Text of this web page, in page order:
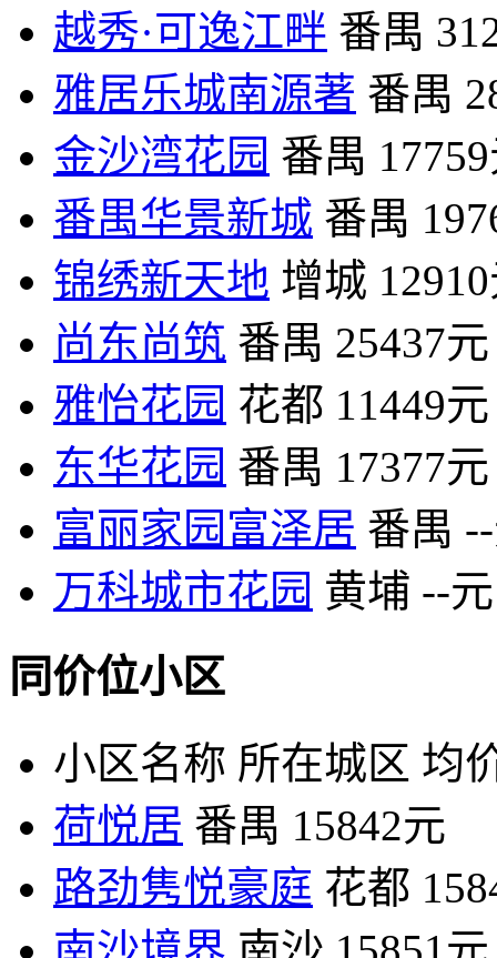
越秀·可逸江畔 番禺
雅居乐城南源著 番禺
金沙湾花园 番禺
番禺华景新城 番禺
锦绣新天地 增城
尚东尚筑 番禺 25437元
雅怡花园 花都 11449元
东华花园 番禺 17377元
富丽家园富泽居 番禺
万科城市花园 黄埔 --元
同价位小区
小区名称 所在城区 均
荷悦居 番禺 15842元
路劲隽悦豪庭 花都